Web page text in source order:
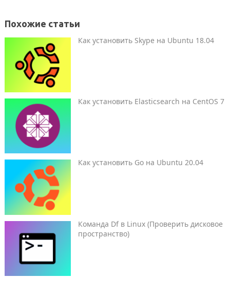
Похожие статьи
Как установить Skype на Ubuntu 18.04
Как установить Elasticsearch на CentOS 7
Как установить Go на Ubuntu 20.04
Команда Df в Linux (Проверить дисковое
пространство)